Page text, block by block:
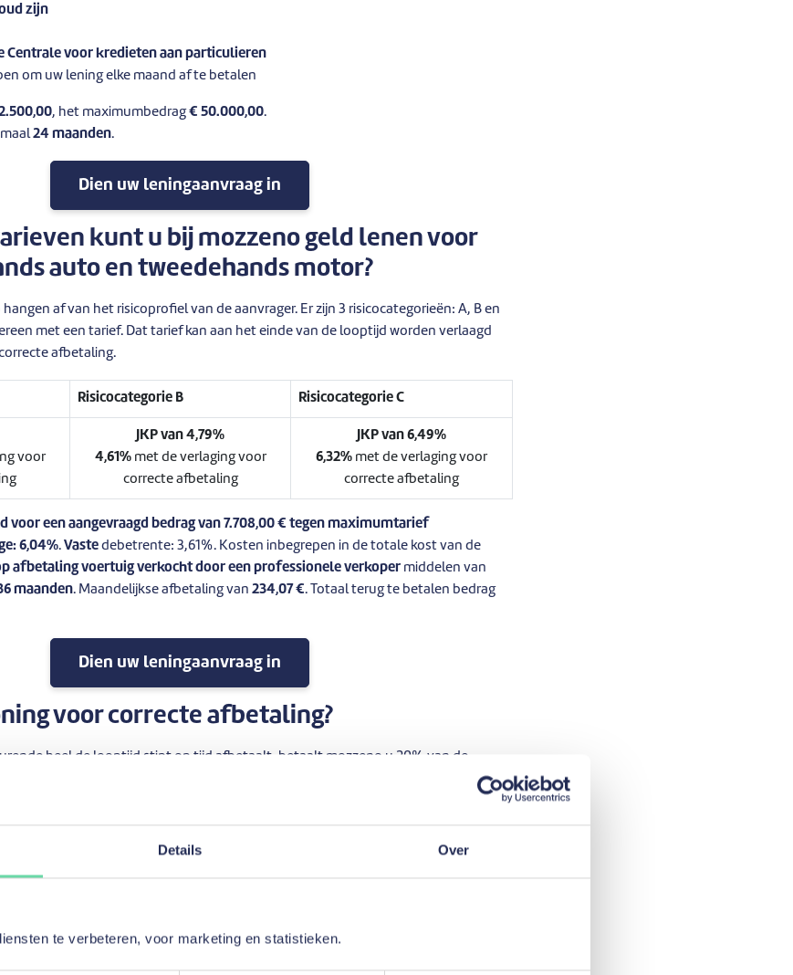
Details Over
te verbeteren, voor marketing en statistieken.
zijn
Centrale voor kredieten aan particulieren
om uw lening elke maand af te betalen
, het maximumbedrag€ 50.000,00.
24 maanden.
Dien uw leningaanvraag in
kunt u bij mozzeno geld lenen voor
auto en tweedehands motor?
af van het risicoprofiel van de aanvrager. Er zijn 3 risicocategorieën: A, B en
met een tarief. Dat tarief kan aan het einde van de looptijd worden verlaagd
afbetaling.
Risicocategorie B Risicocategorie C
voor
JKP van 4,79%
4,61%met de verlaging voor
correcte afbetaling
JKP van 6,49%
6,32% met de verlaging voor
correcte afbetaling
voor een aangevraagd bedrag van 7.708,00 € tegen maximumtarief
6,04%. Vaste debetrente: 3,61%. Kosten inbegrepen in de totale kost van de
afbetaling voertuig verkocht door een professionele verkoper middelen van
maanden. Maandelijkse afbetaling van 234,07 €. Totaal terug te betalen bedrag
Dien uw leningaanvraag in
voor correcte afbetaling?
heel de looptijd stipt op tijd afbetaalt, betaalt mozzeno u 20% van de
het bij de leningen van mozzeno rond
door particulieren worden gefinancierd. Dit idee van een lening zonder
ons samenwerkingsplatform weet u zeker dat een groot deel van de interesten